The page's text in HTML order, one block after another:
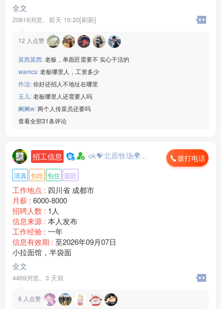
全文
20819浏览、 前天 15:20[刷新]
12 人点赞
莫西莫西:老板，单面匠需要不 实心干活的
wamcs:老板哪里人，工资多少
作活:你好还招人不地址在哪里
玉儿:老板哪里人还需要人吗
阑阑w:两个人传菜员还要吗
查看全部31条评论
招工信息 ok💝北原牧场🌍... 拨打电话
清真 包吃 包住 面匠
工作地点 : 四川省 成都市
月薪 : 6000-8000
招聘人数 : 1人
信息来源 : 本人发布
工作经验 : 一年
信息有效期 : 至2026年09月07日
小拉面馆，半袋面
全文
4469浏览、 3 天前
6 人点赞